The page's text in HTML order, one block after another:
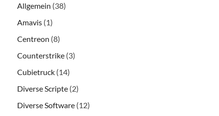
Allgemein (38)
Amavis (1)
Centreon (8)
Counterstrike (3)
Cubietruck (14)
Diverse Scripte (2)
Diverse Software (12)